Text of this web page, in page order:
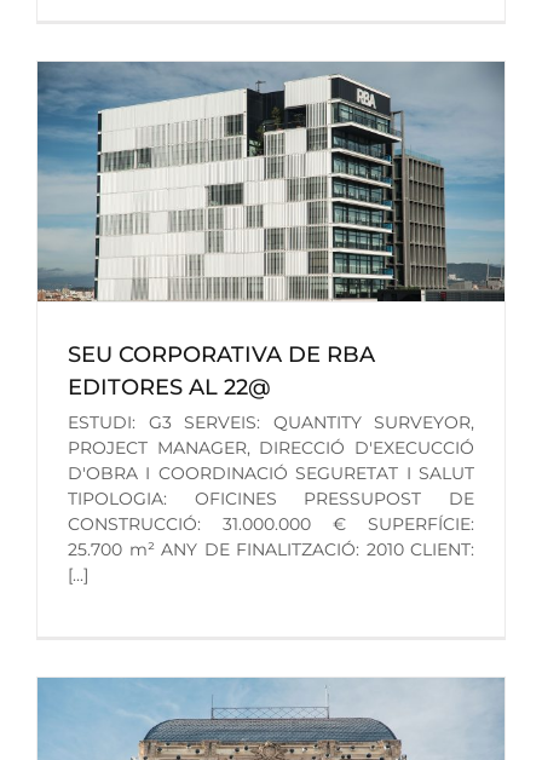
SEU CORPORATIVA DE RBA
EDITORES AL 22@
ESTUDI: G3 SERVEIS: QUANTITY SURVEYOR,
PROJECT MANAGER, DIRECCIÓ D'EXECUCCIÓ
D'OBRA I COORDINACIÓ SEGURETAT I SALUT
TIPOLOGIA: OFICINES PRESSUPOST DE
CONSTRUCCIÓ: 31.000.000 € SUPERFÍCIE:
25.700 m² ANY DE FINALITZACIÓ: 2010 CLIENT:
[...]